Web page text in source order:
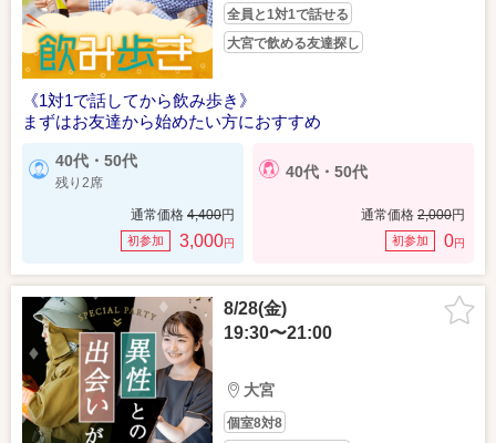
全員と1対1で話せる
大宮で飲める友達探し
《1対1で話してから飲み歩き》
まずはお友達から始めたい方におすすめ
40代・50代
残り2席
通常価格 4,400円
初参加 3,000円
40代・50代
通常価格 2,000円
初参加 0円
8/28(金)
19:30〜21:00
大宮
個室8対8